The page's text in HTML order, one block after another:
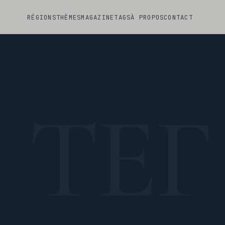
RÉGIONSTHÈMESMAGAZINETAGSÀ PROPOSCONTACT